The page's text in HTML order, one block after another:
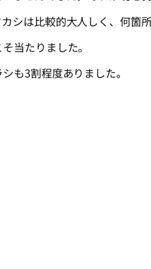
シは比較的大人しく、何箇
当たりました。
も3割程度ありました。